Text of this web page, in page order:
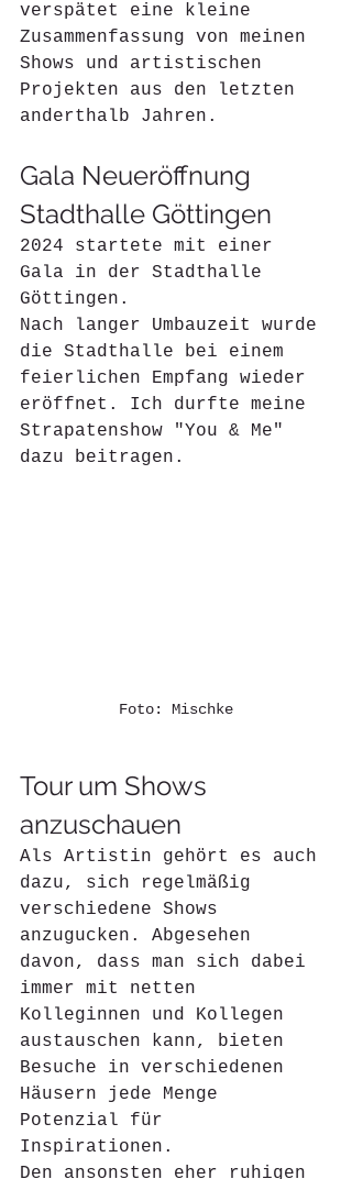
verspätet eine kleine
Zusammenfassung von meinen
Shows und artistischen
Projekten aus den letzten
anderthalb Jahren.
Gala Neueröffnung
Stadthalle Göttingen
2024 startete mit einer
Gala in der Stadthalle
Göttingen.
Nach langer Umbauzeit wurde
die Stadthalle bei einem
feierlichen Empfang wieder
eröffnet. Ich durfte meine
Strapatenshow "You & Me"
dazu beitragen.
Foto: Mischke
Tour um Shows
anzuschauen
Als Artistin gehört es auch
dazu, sich regelmäßig
verschiedene Shows
anzugucken. Abgesehen
davon, dass man sich dabei
immer mit netten
Kolleginnen und Kollegen
austauschen kann, bieten
Besuche in verschiedenen
Häusern jede Menge
Potenzial für
Inspirationen.
Den ansonsten eher ruhigen